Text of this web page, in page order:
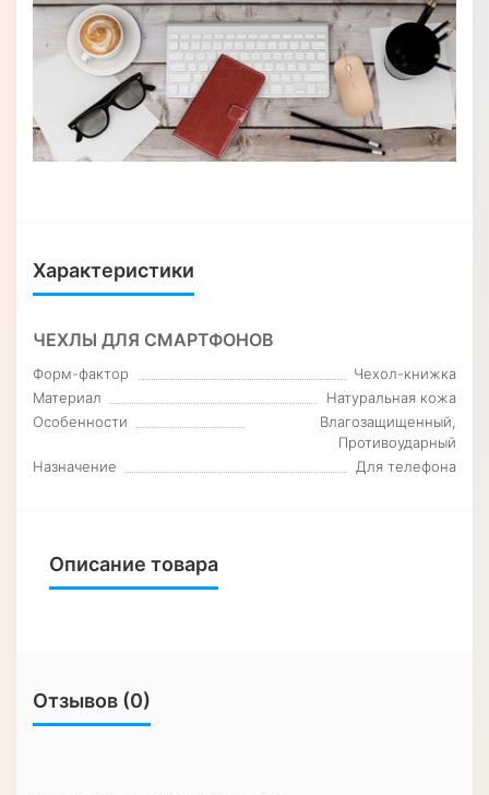
Характеристики
ЧЕХЛЫ ДЛЯ СМАРТФОНОВ
Форм-фактор
Чехол-книжка
Материал
Натуральная кожа
Особенности
Влагозащищенный,
Противоударный
Назначение
Для телефона
Описание товара
Отзывов (0)